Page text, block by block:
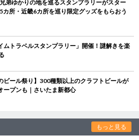
弟ゆかりの地を巡るスタンプラリーがスター
所・近畿6カ所を巡り限定グッズをもらおう
ムトラベルスタンプラリー」開催！謎解きを楽
ビール祭り】300種類以上のクラフトビールが
ープンも｜さいたま新都心
もっと見る